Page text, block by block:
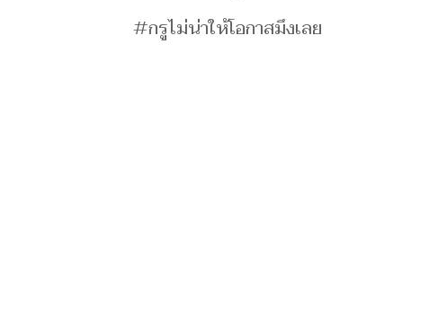
#กรูไม่น่าให้โอกาสมึงเลย